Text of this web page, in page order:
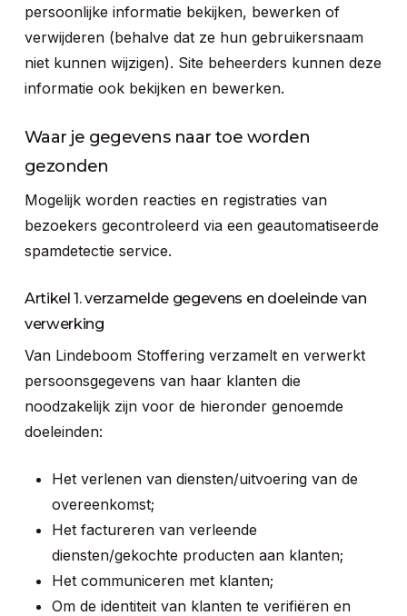
persoonlijke informatie bekijken, bewerken of
verwijderen (behalve dat ze hun gebruikersnaam
niet kunnen wijzigen). Site beheerders kunnen deze
informatie ook bekijken en bewerken.
Waar je gegevens naar toe worden
gezonden
Mogelijk worden reacties en registraties van
bezoekers gecontroleerd via een geautomatiseerde
spamdetectie service.
Artikel 1. verzamelde gegevens en doeleinde van
verwerking
Van Lindeboom Stoffering verzamelt en verwerkt
persoonsgegevens van haar klanten die
noodzakelijk zijn voor de hieronder genoemde
doeleinden:
Het verlenen van diensten/uitvoering van de
overeenkomst;
Het factureren van verleende
diensten/gekochte producten aan klanten;
Het communiceren met klanten;
Om de identiteit van klanten te verifiëren en